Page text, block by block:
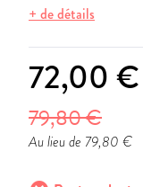
+ de détails
72,00 €
79,80 €
Au lieu de 79,80 €